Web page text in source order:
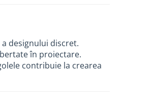
designului discret.
în proiectare.
contribuie la crearea